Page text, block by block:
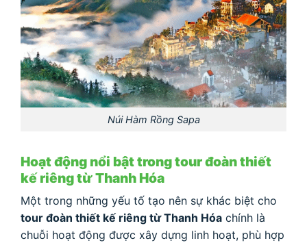
Núi Hàm Rồng Sapa
Hoạt động nổi bật trong tour đoàn thiết
kế riêng từ Thanh Hóa
Một trong những yếu tố tạo nên sự khác biệt cho
tour đoàn thiết kế riêng từ Thanh Hóa chính là
chuỗi hoạt động được xây dựng linh hoạt, phù hợp